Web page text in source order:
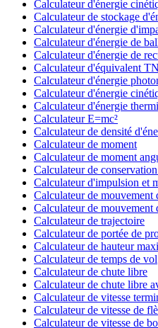
Calculateur d'énergie
Calculateur de stockage
Calculateur d'énergie
Calculateur d'énergie de
Calculateur d'énergie de
Calculateur d'équivalent
Calculateur d'énergie
Calculateur d'énergie
Calculateur d'énergie
Calculateur E=mc²
Calculateur de densité
Calculateur de moment
Calculateur de moment
Calculateur de
Calculateur d'impulsion et
Calculateur de mouvement
Calculateur de mouvement
Calculateur de trajectoire
Calculateur de portée de
Calculateur de hauteur
Calculateur de temps de vol
Calculateur de chute libre
Calculateur de chute libre
Calculateur de vitesse
Calculateur de vitesse de
Calculateur de vitesse de